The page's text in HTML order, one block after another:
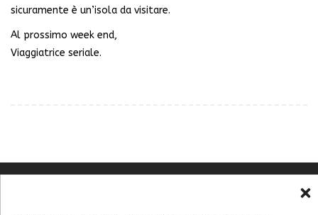
sicuramente è un’isola da visitare.
Al prossimo week end,
Viaggiatrice seriale.